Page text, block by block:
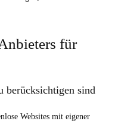
für
berücksichtigen sind
Websites mit eigener